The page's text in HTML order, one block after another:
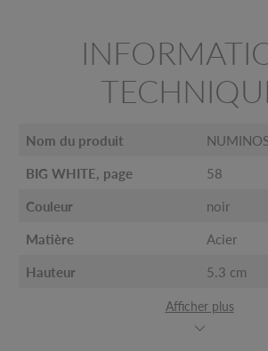
Nom du produit
BIG WHITE, page 58
Couleur noir
Matière Acier
Hauteur 5.3 cm
Afficher plus